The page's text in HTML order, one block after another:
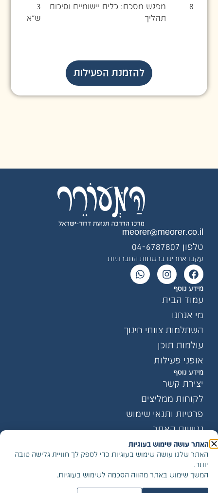
8
מפגש מסכם: כלים יישומיים וסיכום
תהליך
3
ש”א
להזמנת הפעילות
meorer@meorer.co.il
טלפון 04-6787807
עקבו אחרינו ברשתות החברתיות
מידע נוסף
עמוד הבית
מי אנחנו
השתלמות צוותי חינוך
עולמות תוכן
אופני פעילות
מידע נוסף
יצירת קשר
לקוחות ממליצים
פרטיות ותנאי שימוש
נגישות האתר
הצטרפו לרשימת התפוצה שלנו
האתר עושה שימוש בעוגיות
האתר שלנו עושה שימוש בעוגיות כדי לספק לך חוויית גלישה טובה
יותר.
המשך שימוש באתר מהווה הסכמה לשימוש בעוגיות.